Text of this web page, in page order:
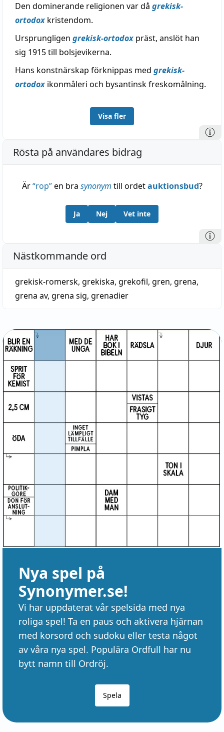
Den dominerande religionen var då grekisk-
ortodox kristendom.
Ursprungligen grekisk-ortodox präst, anslöt han
sig 1915 till bolsjevikerna.
Hans konstnärskap förknippas med grekisk-
ortodox ikonmåleri och bysantinsk freskomålning.
Visa fler
Rösta på användares bidrag
Är“rop”en bra synonym till ordetauktionsbud?
Ja Nej Vet inte
Nästkommande ord
grekisk-romersk, grekiska, grekofil, gren, grena,
grena av, grena sig, grenadier
Nya spel på
Synonymer.se!
Vi har uppdaterat vår spelsida med nya
roliga spel! Ta en paus och aktivera hjärnan
med korsord och sudoku eller testa något
av våra nya spel. Populära Ordfull har nu
bytt namn till Ordröj.
Spela